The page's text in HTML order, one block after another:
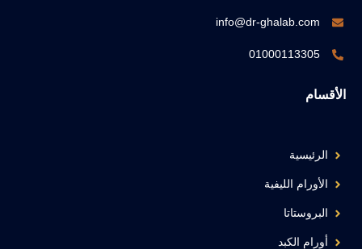
info@dr-ghalab.com
01000113305
الأقسام
الرئيسية
الأورام الليفية
البروستاتا
أورام الكبد